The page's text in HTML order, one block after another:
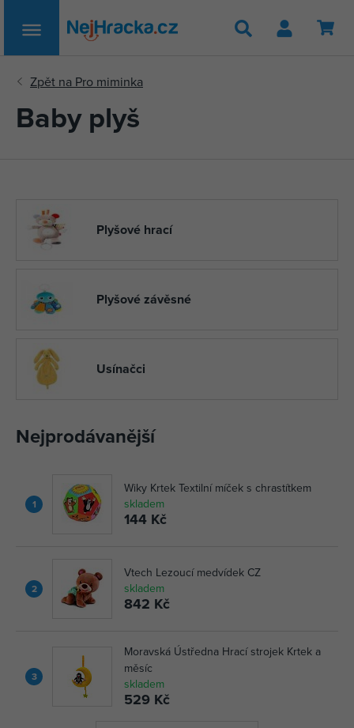
Hledat
Baby plyš
Plyšové hrací
Plyšové závěsné
Usínačci
Nejprodávanější
1
Wiky Krtek Textilní míček s chrastítkem
skladem
144 Kč
2
Vtech Lezoucí medvídek CZ
skladem
842 Kč
3
Moravská Ústředna Hrací strojek Krtek a
měsíc
skladem
529 Kč